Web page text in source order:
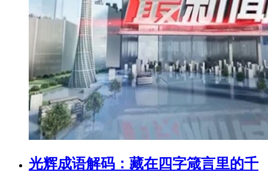
光辉成语解码：藏在四字箴言里的千